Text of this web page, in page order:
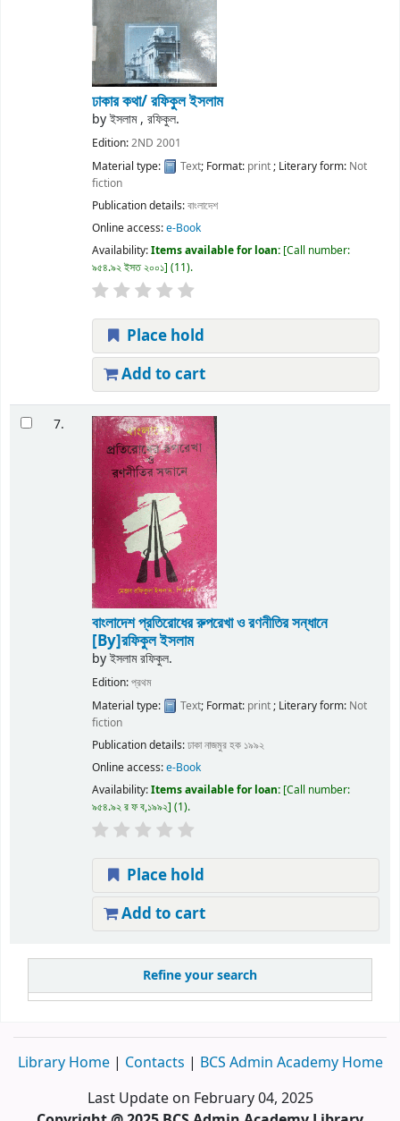
Refine your search
ঢাকার কথা/রফিকুল ইসলাম
byইসলাম , রফিকুল.
Edition:2ND 2001
Material type:
Text; Format: print; Literary form: Not
fiction
Publication details:বাংলাদেশ
Online access:e-Book
Availability:Items available for loan: Call number:
৯৫৪.৯২ ইসত ২০০১ (11).
Place hold
Add to cart
7.
বাংলাদেশ প্রতিরোধের রুপরেখা ও রণনীতির সন্ধানে
[By]রফিকুল ইসলাম
byইসলাম রফিকুল.
Edition:প্রথম
Material type:
Text; Format: print ; Literary form: Not
fiction
Publication details:ঢাকানাজমুর হক ১৯৯২
Online access:e-Book
Availability:Items available for loan: Call number:
৯৫৪.৯২ র ফ ব,১৯৯২ (1).
Place hold
Add to cart
Library Home | Contacts | BCS Admin Academy Home
Last Update on February 04, 2025